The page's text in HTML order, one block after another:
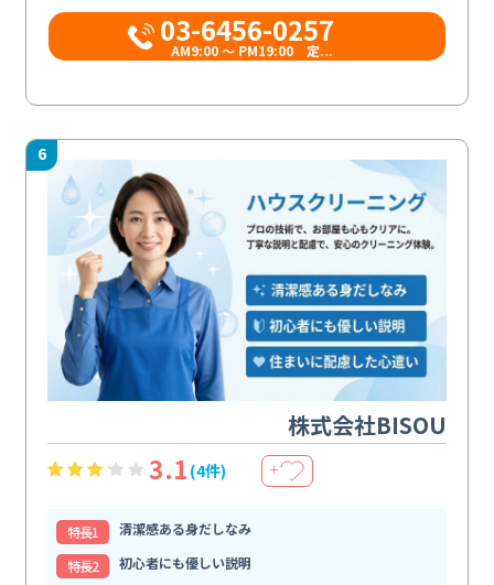
03-6456-0257
AM9:00 ～ PM19:00 定...
6
株式会社BISOU
3.1 (4件) ＋
特⻑1
清潔感ある身だしなみ
特⻑2
初心者にも優しい説明